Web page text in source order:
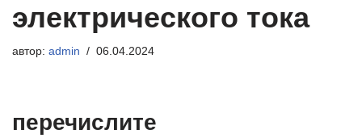
электрического тока
автор: admin 06.04.2024
перечислите